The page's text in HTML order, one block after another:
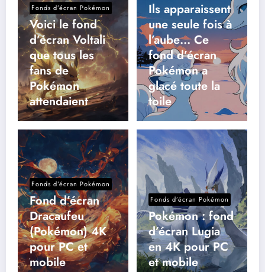
Fonds d’écran Pokémon
Voici le fond
d’écran Voltali
que tous les
fans de
Pokémon
attendaient
Ils apparaissent
une seule fois à
l’aube… Ce
fond d’écran
Pokémon a
glacé toute la
toile
Fonds d’écran Pokémon
Fond d’écran
Dracaufeu
(Pokémon) 4K
pour PC et
mobile
Fonds d’écran Pokémon
Pokémon : fond
d’écran Lugia
en 4K pour PC
et mobile